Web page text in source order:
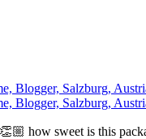
how sweet is this